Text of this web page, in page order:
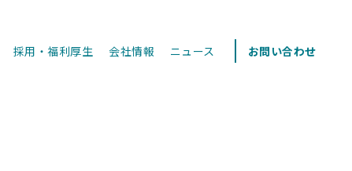
採用・福利厚生 会社情報 ニュース お問い合わせ